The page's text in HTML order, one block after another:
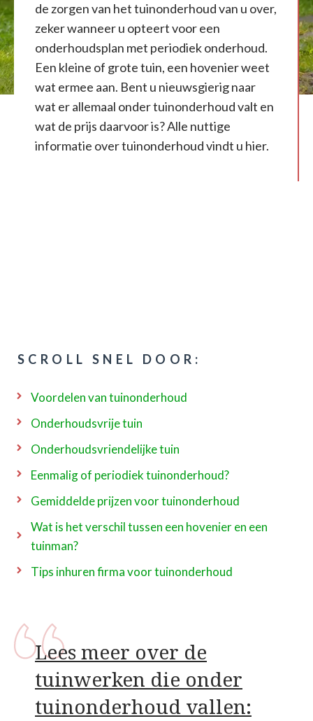
de zorgen van het tuinonderhoud van u over,
zeker wanneer u opteert voor een
onderhoudsplan met periodiek onderhoud.
Een kleine of grote tuin, een hovenier weet
wat ermee aan. Bent u nieuwsgierig naar
wat er allemaal onder tuinonderhoud valt en
wat de prijs daarvoor is? Alle nuttige
informatie over tuinonderhoud vindt u hier.
SCROLL SNEL DOOR:
Voordelen van tuinonderhoud
Onderhoudsvrije tuin
Onderhoudsvriendelijke tuin
Eenmalig of periodiek tuinonderhoud?
Gemiddelde prijzen voor tuinonderhoud
Wat is het verschil tussen een hovenier en een
tuinman?
Tips inhuren firma voor tuinonderhoud
Lees meer over de
tuinwerken die onder
tuinonderhoud vallen: